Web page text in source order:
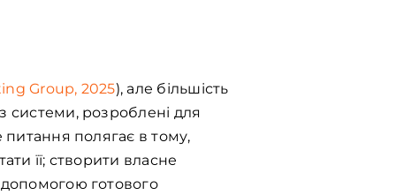
Group, 2025), але більшість
системи, розроблені для
питання полягає в тому,
її; створити власне
готового